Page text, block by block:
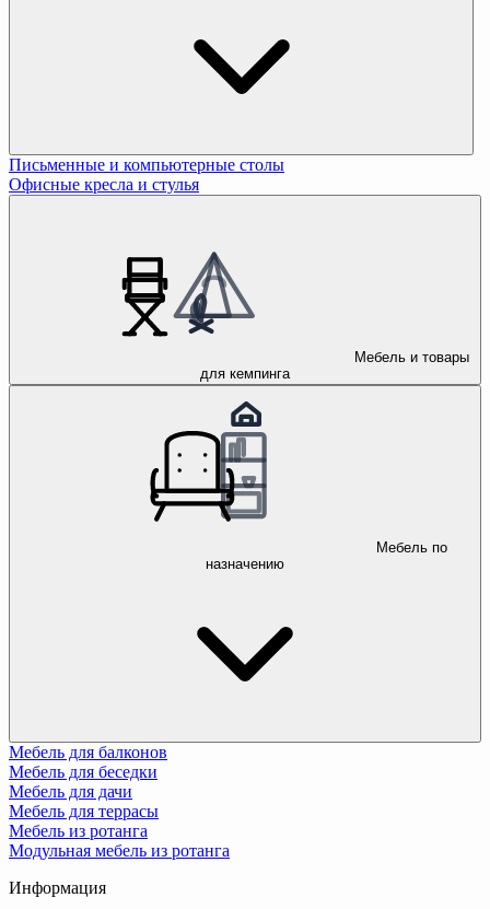
Письменные и компьютерные столы
Офисные кресла и стулья
Мебель и товары
для кемпинга
Мебель по
назначению
Мебель для балконов
Мебель для беседки
Мебель для дачи
Мебель для террасы
Мебель из ротанга
Модульная мебель из ротанга
Информация